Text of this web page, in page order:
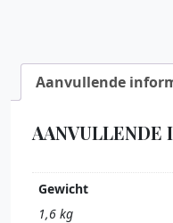
Aanvullende
AANVULLENDE
Gewicht
1,6 kg